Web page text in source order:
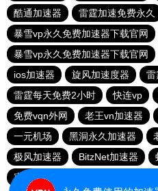
酷通加速器
雷霆加速免费永久
暴雪vp永久免费加速器下载官网
暴雪vp永久免费加速器下载官网
ios加速器
旋风加速度器 雷
雷霆每天免费2小时
快连vp
免费vqn外网
老王vn加速器
一元机场
黑洞永久加速器
极风加速器
BitzNet加速器
蜜蜂加速器